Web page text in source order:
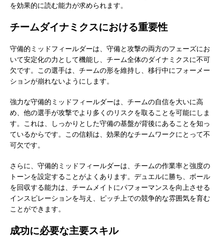
を効果的に読む能力が求められます。
チームダイナミクスにおける重要性
守備的ミッドフィールダーは、守備と攻撃の両方のフェーズにお
いて安定化の力として機能し、チーム全体のダイナミクスに不可
欠です。この選手は、チームの形を維持し、移行中にフォーメー
ションが崩れないようにします。
強力な守備的ミッドフィールダーは、チームの自信を大いに高
め、他の選手が攻撃でより多くのリスクを取ることを可能にしま
す。これは、しっかりとした守備の基盤が背後にあることを知っ
ているからです。この信頼は、効果的なチームワークにとって不
可欠です。
さらに、守備的ミッドフィールダーは、チームの作業率と強度の
トーンを設定することがよくあります。デュエルに勝ち、ボール
を回収する能力は、チームメイトにパフォーマンスを向上させる
インスピレーションを与え、ピッチ上での競争的な雰囲気を育む
ことができます。
成功に必要な主要スキル